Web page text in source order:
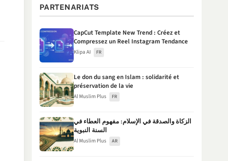
PARTENARIATS
CapCut Template New Trend : Créez et
Compressez un Reel Instagram Tendance
Klipa AI FR
Le don du sang en Islam : solidarité et
préservation de la vie
Al Muslim Plus FR
الزكاة والصدقة في الإسلام: مفهوم العطاء في
السنة النبوية
Al Muslim Plus AR